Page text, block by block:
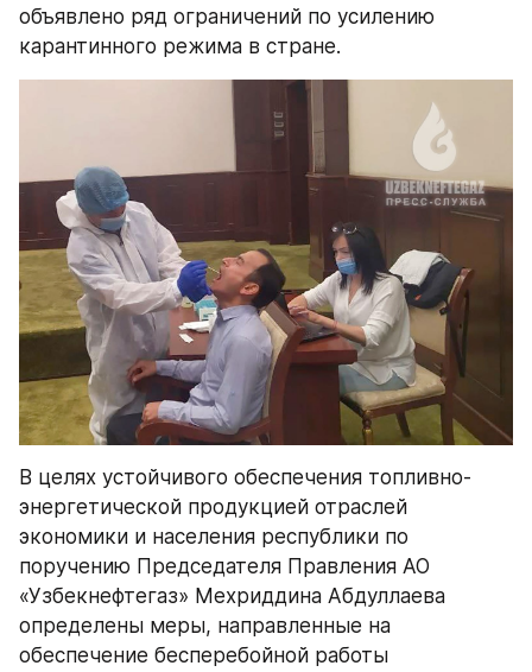
объявлено ряд ограничений по усилению
карантинного режима в стране.
В целях устойчивого обеспечения топливно-
энергетической продукцией отраслей
экономики и населения республики по
поручению Председателя Правления АО
«Узбекнефтегаз» Мехриддина Абдуллаева
определены меры, направленные на
обеспечение бесперебойной работы